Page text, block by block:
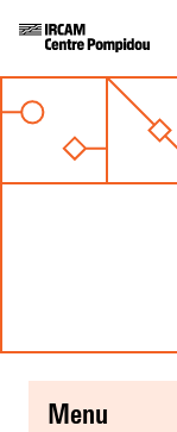
menu